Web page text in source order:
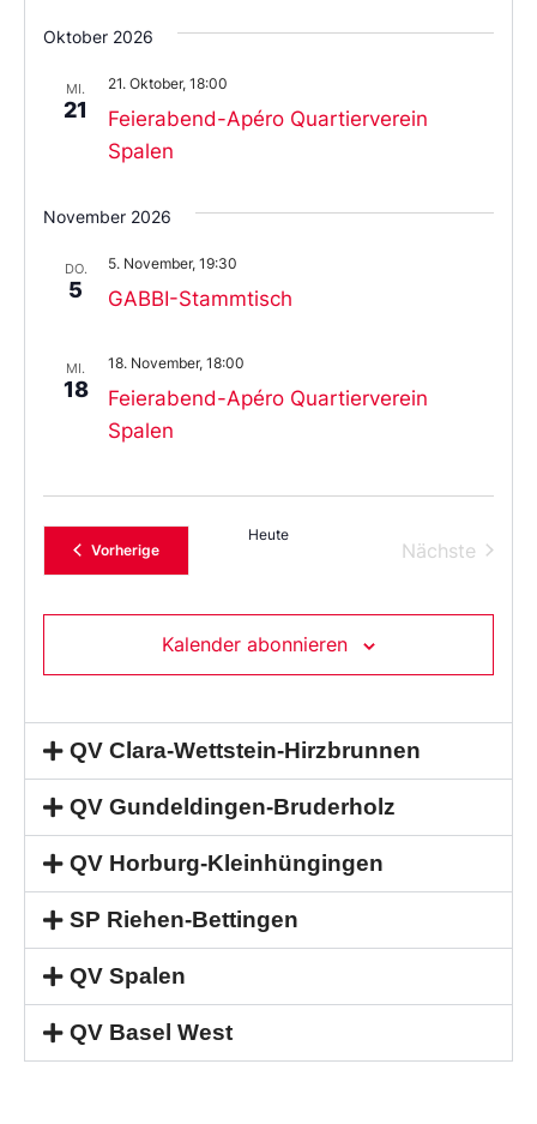
Oktober 2026
MI.
21
Feierabend-Apéro Quartierverein
Spalen
21. Oktober, 18:00
November 2026
DO.
5 GABBI-Stammtisch
5. November, 19:30
MI.
18
Feierabend-Apéro Quartierverein
Spalen
18. November, 18:00
VorherigeVeranstaltungen
Heute
Nächste
Kalender abonnieren
QV Clara-Wettstein-Hirzbrunnen
QV Gundeldingen-Bruderholz
QV Horburg-Kleinhüngingen
SP Riehen-Bettingen
QV Spalen
QV Basel West